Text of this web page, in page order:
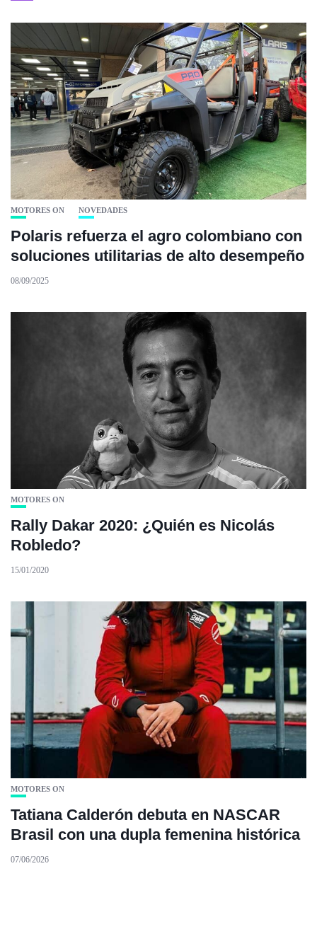
MOTORES ON NOVEDADES
Polaris refuerza el agro colombiano con
soluciones utilitarias de alto desempeño
08/09/2025
MOTORES ON
Rally Dakar 2020: ¿Quién es Nicolás
Robledo?
15/01/2020
MOTORES ON
Tatiana Calderón debuta en NASCAR
Brasil con una dupla femenina histórica
07/06/2026